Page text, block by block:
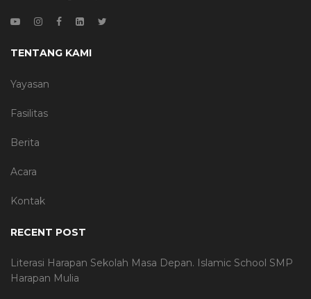
TENTANG KAMI
Yayasan
Fasilitas
Berita
Acara
Kontak
RECENT POST
Literasi Harapan Sekolah Masa Depan. Islamic School SMP
Harapan Mulia